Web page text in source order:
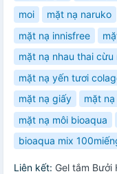
moi
mặt nạ naruko
mặt nạ innisfree
mặt nạ nhau thai cừu
mặt nạ yến tươi
mặt nạ giấy
mặt
mặt nạ môi bioaqua
bioaqua mix
Liên kết: Gel tắm